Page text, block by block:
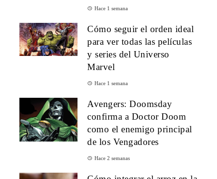
Hace 1 semana
Cómo seguir el orden ideal
para ver todas las películas
y series del Universo
Marvel
Hace 1 semana
Avengers: Doomsday
confirma a Doctor Doom
como el enemigo principal
de los Vengadores
Hace 2 semanas